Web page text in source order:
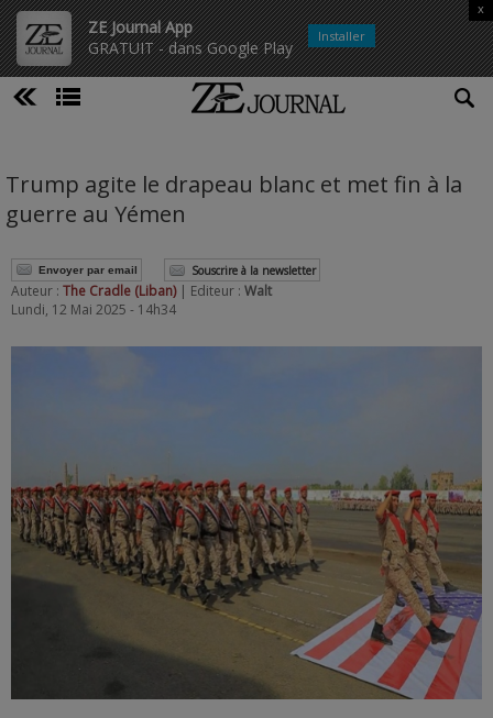
ZE Journal App
GRATUIT - dans Google Play
x
Installer
Trump agite le drapeau blanc et met fin à la
guerre au Yémen
Envoyer par email Souscrire à la newsletter
Auteur : The Cradle (Liban) | Editeur : Walt
Lundi, 12 Mai 2025 - 14h34